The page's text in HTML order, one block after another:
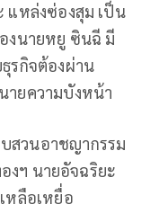
แหล่งซ่องสุม เป็น
งนายหยู ซินฉี มี
รกิจต้องผ่าน
ายความบังหน้า
สวนอาชญากรรม
งฯ นายอัจฉริยะ
หลือเหยื่อ